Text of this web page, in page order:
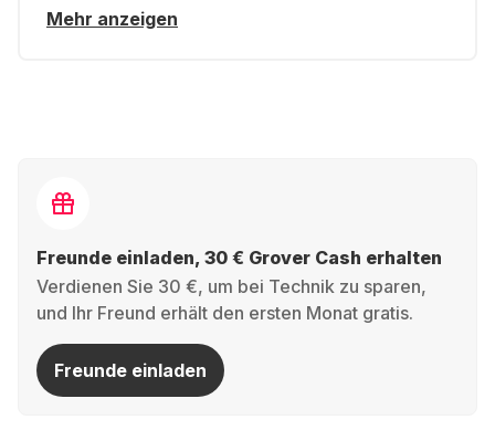
Mehr anzeigen
Freunde einladen, 30 € Grover Cash erhalten
Verdienen Sie 30 €, um bei Technik zu sparen,
und Ihr Freund erhält den ersten Monat gratis.
Freunde einladen